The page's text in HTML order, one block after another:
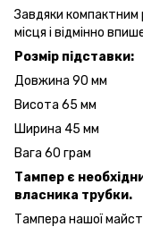
Завдяки компактним
місця і відмінно
Розмір підставки:
Довжина 90 мм
Висота 65 мм
Ширина 45 мм
Вага 60 грам
Тампер є
власника трубки.
Тампера нашої